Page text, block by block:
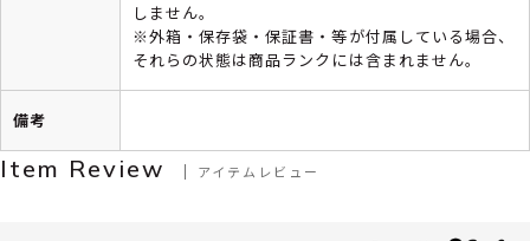
しません。
※外箱・保存袋・保証書・等が付属している場合、
それらの状態は商品ランクには含まれません。
備考
Item Review アイテムレビュー